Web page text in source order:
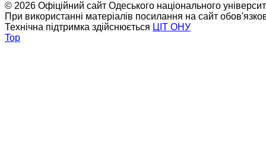
© 2026 Офіційний сайт Одеського національного
При використанні матеріалів посилання на сайт
Технічна підтримка здійснюється ЦІТ ОНУ
Top